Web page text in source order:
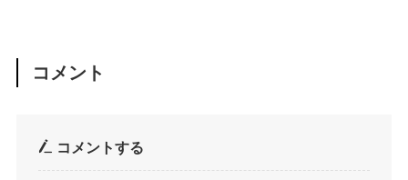
コメント
コメントする